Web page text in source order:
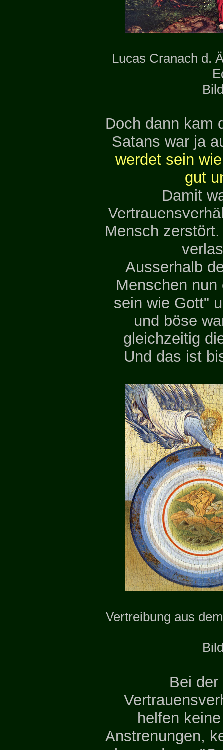
Lucas Cranach d.
Doch dann kam
Satans war ja
werdet sein
gut
Damit
Mensch
Ausserhalb
Menschen
sein wie Gott"
und böse
gleichzeitig
Und das ist
Vertreibung aus
Bei der
helfen
Anstrenungen,